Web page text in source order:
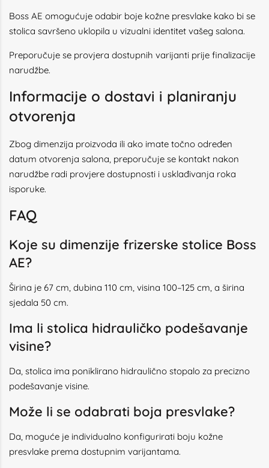
Boss AE omogućuje odabir boje kožne presvlake kako bi se
stolica savršeno uklopila u vizualni identitet vašeg salona.
Preporučuje se provjera dostupnih varijanti prije finalizacije
narudžbe.
Informacije o dostavi i planiranju
otvorenja
Zbog dimenzija proizvoda ili ako imate točno određen
datum otvorenja salona, preporučuje se kontakt nakon
narudžbe radi provjere dostupnosti i usklađivanja roka
isporuke.
FAQ
Koje su dimenzije frizerske stolice Boss
AE?
Širina je 67 cm, dubina 110 cm, visina 100–125 cm, a širina
sjedala 50 cm.
Ima li stolica hidrauličko podešavanje
visine?
Da, stolica ima poniklirano hidraulično stopalo za precizno
podešavanje visine.
Može li se odabrati boja presvlake?
Da, moguće je individualno konfigurirati boju kožne
presvlake prema dostupnim varijantama.